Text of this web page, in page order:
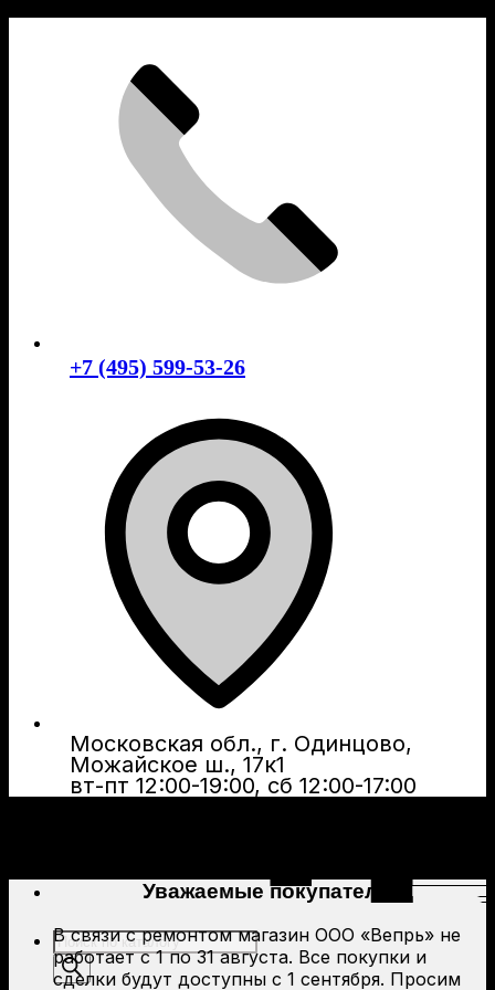
+7 (495) 599-53-26
Московская обл., г. Одинцово,
Можайское ш., 17к1
вт-пт 12:00-19:00, сб 12:00-17:00
Поиск
товаров
Уважаемые покупатели!
В связи с ремонтом магазин ООО «Вепрь» не
работает с 1 по 31 августа. Все покупки и
сделки будут доступны с 1 сентября. Просим